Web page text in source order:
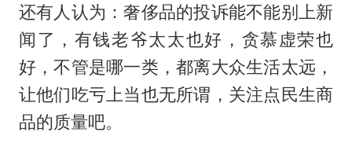
还有人认为：奢侈品的投诉能不能别上新
闻了，有钱老爷太太也好，贪慕虚荣也
好，不管是哪一类，都离大众生活太远，
让他们吃亏上当也无所谓，关注点民生商
品的质量吧。